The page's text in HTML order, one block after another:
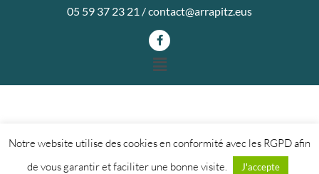
05 59 37 23 21 /contact@arrapitz.eus
Notre website utilise des cookies en conformité avec les RGPD afin
de vous garantir et faciliter une bonne visite.
J'accepte